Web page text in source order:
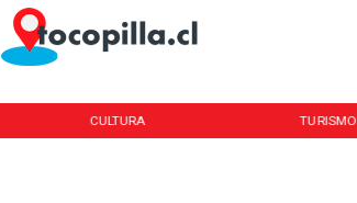
CULTURA TURISMO